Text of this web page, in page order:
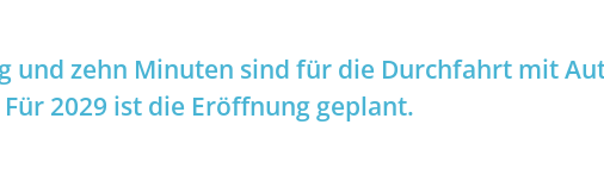
und zehn Minuten sind für die Durchfahrt mit
2029 ist die Eröffnung geplant.